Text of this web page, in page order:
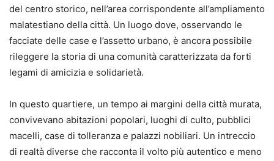
del centro storico, nell’area corrispondente all’ampliamento
malatestiano della città. Un luogo dove, osservando le
facciate delle case e l’assetto urbano, è ancora possibile
rileggere la storia di una comunità caratterizzata da forti
legami di amicizia e solidarietà.
In questo quartiere, un tempo ai margini della città murata,
convivevano abitazioni popolari, luoghi di culto, pubblici
macelli, case di tolleranza e palazzi nobiliari. Un intreccio
di realtà diverse che racconta il volto più autentico e meno